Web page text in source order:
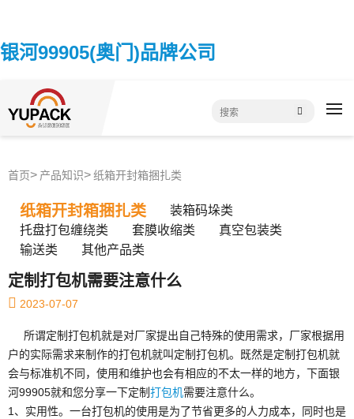
银河99905(奥门)品牌公司
首页 产品知识 纸箱开封箱捆扎类
纸箱开封箱捆扎类
装箱码垛类
托盘打包缠绕类
套膜收缩类
真空包装类
输送类
其他产品类
定制打包机需要注意什么
2023-07-07
所谓定制打包机就是对厂家提出自己特殊的使用需求，厂家根据用
户的实际需求来制作的打包机就叫定制打包机。既然是定制打包机就
会与标准机不同，使用和维护也会有相应的不太一样的地方，下面银
河99905就和您分享一下定制打包机需要注意什么。
1、实用性。一台打包机的使用是为了节省更多的人力成本，同时也是